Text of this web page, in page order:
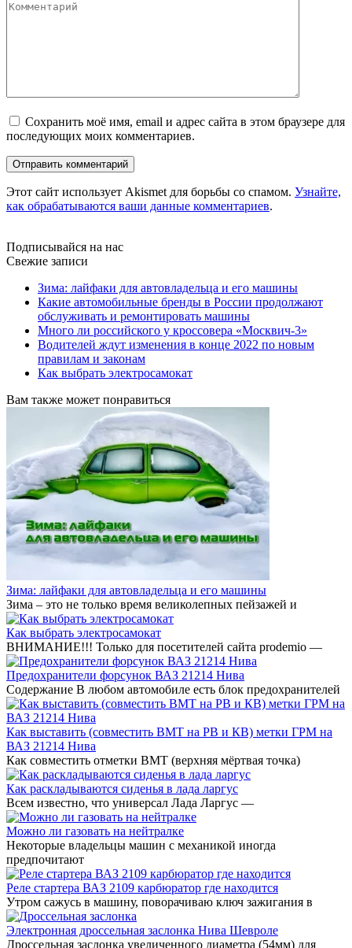
Сохранить моё имя, email и адрес сайта в этом браузере для
последующих моих комментариев.
Этот сайт использует Akismet для борьбы со спамом. Узнайте,
как обрабатываются ваши данные комментариев.
Подписывайся на нас
Свежие записи
Зима: лайфаки для автовладельца и его машины
Какие автомобильные бренды в России продолжают
обслуживать и ремонтировать машины
Много ли российского у кроссовера «Москвич-3»
Водителей ждут изменения в конце 2022 по новым
правилам и законам
Как выбрать электросамокат
Вам также может понравиться
Зима: лайфаки для автовладельца и его машины
Зима – это не только время великолепных пейзажей и
Как выбрать электросамокат
ВНИМАНИЕ!!! Только для посетителей сайта prodemio —
Предохранители форсунок ВАЗ 21214 Нива
Содержание В любом автомобиле есть блок предохранителей
Как выставить (совместить ВМТ на РВ и КВ) метки ГРМ на
ВАЗ 21214 Нива
Как совместить отметки ВМТ (верхняя мёртвая точка)
Как раскладываются сиденья в лада ларгус
Всем известно, что универсал Лада Ларгус —
Можно ли газовать на нейтралке
Некоторые владельцы машин с механикой иногда
предпочитают
Реле стартера ВАЗ 2109 карбюратор где находится
Утром сажусь в машину, поворачиваю ключ зажигания в
Электронная дроссельная заслонка Нива Шевроле
Дроссельная заслонка увеличенного диаметра (54мм) для